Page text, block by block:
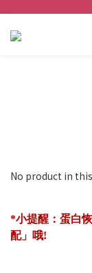
No product in
*小提醒：蛋白
配」哦!